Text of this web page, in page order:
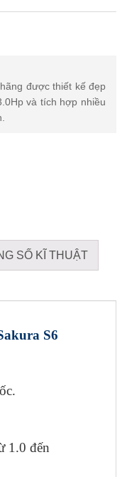
được thiết kế đẹp
và tích hợp nhiều
SỐ KĨ THUẬT
S6
1.0 đến